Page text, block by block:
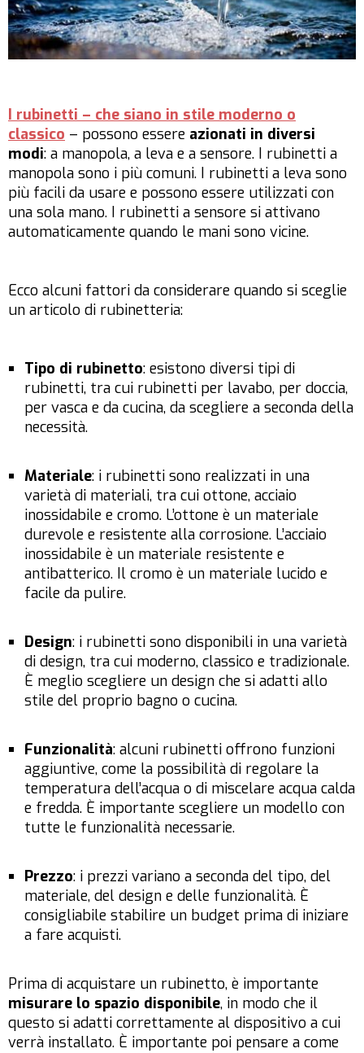
I rubinetti – che siano in stile moderno o
classico – possono essere azionati in diversi
modi: a manopola, a leva e a sensore. I rubinetti a
manopola sono i più comuni. I rubinetti a leva sono
più facili da usare e possono essere utilizzati con
una sola mano. I rubinetti a sensore si attivano
automaticamente quando le mani sono vicine.
Ecco alcuni fattori da considerare quando si sceglie
un articolo di rubinetteria:
Tipo di rubinetto: esistono diversi tipi di
rubinetti, tra cui rubinetti per lavabo, per doccia,
per vasca e da cucina, da scegliere a seconda della
necessità.
Materiale: i rubinetti sono realizzati in una
varietà di materiali, tra cui ottone, acciaio
inossidabile e cromo. L’ottone è un materiale
durevole e resistente alla corrosione. L’acciaio
inossidabile è un materiale resistente e
antibatterico. Il cromo è un materiale lucido e
facile da pulire.
Design: i rubinetti sono disponibili in una varietà
di design, tra cui moderno, classico e tradizionale.
È meglio scegliere un design che si adatti allo
stile del proprio bagno o cucina.
Funzionalità: alcuni rubinetti offrono funzioni
aggiuntive, come la possibilità di regolare la
temperatura dell’acqua o di miscelare acqua calda
e fredda. È importante scegliere un modello con
tutte le funzionalità necessarie.
Prezzo: i prezzi variano a seconda del tipo, del
materiale, del design e delle funzionalità. È
consigliabile stabilire un budget prima di iniziare
a fare acquisti.
Prima di acquistare un rubinetto, è importante
misurare lo spazio disponibile, in modo che il
questo si adatti correttamente al dispositivo a cui
verrà installato. È importante poi pensare a come